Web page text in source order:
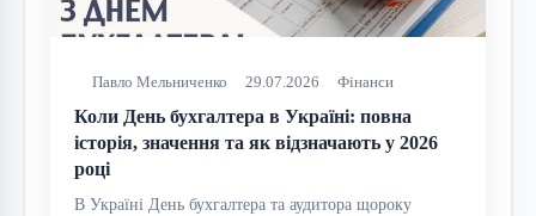
Павло Мельниченко 29.07.2026 Фінанси
Коли День бухгалтера в Україні: повна
історія, значення та як відзначають у 2026
році
В Україні День бухгалтера та аудитора щороку